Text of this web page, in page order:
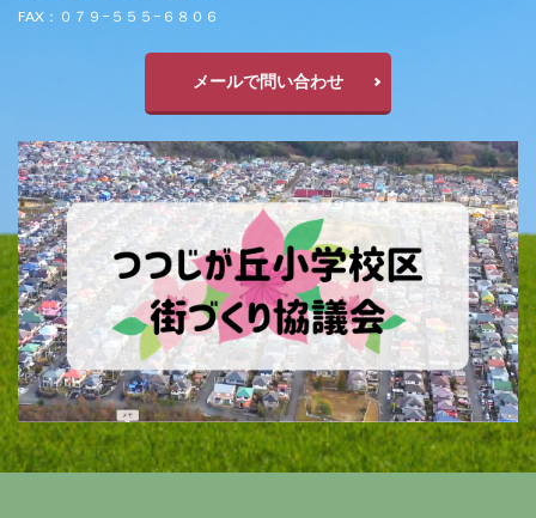
FAX：０７９−５５５−６８０６
メールで問い合わせ